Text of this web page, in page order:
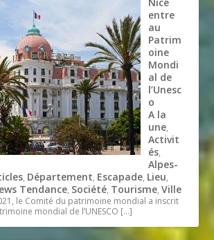
entre
au
Patrim
oine
Mondi
al de
l’Unesc
o
A la
une,
Activit
és,
Alpes-
, Département, Escapade, Lieu,
Tendance, Société, Tourisme,Ville
le Comité du patrimoine mondial a inscrit
mondial de l’UNESCO […]